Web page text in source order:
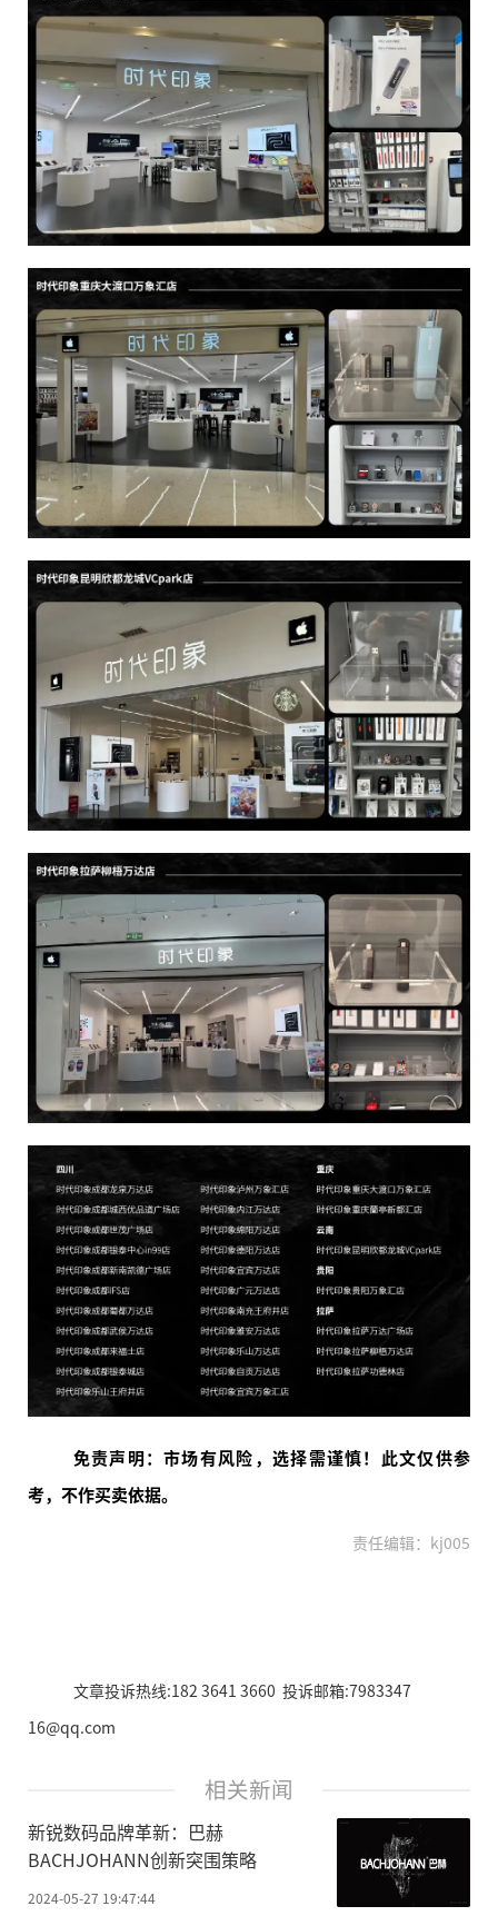
免责声明：市场有风险，选择需谨慎！此文仅供参
考，不作买卖依据。
责任编辑：kj005
文章投诉热线:182 3641 3660 投诉邮箱:7983347
16@qq.com
相关新闻
新锐数码品牌革新：巴赫
BACHJOHANN创新突围策略
2024-05-27 19:47:44